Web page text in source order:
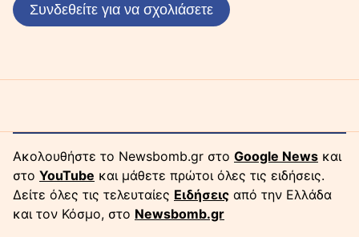
Συνδεθείτε για να σχολιάσετε
Ακολουθήστε το Newsbomb.gr στο Google News και
στο YouTube και μάθετε πρώτοι όλες τις ειδήσεις.
Δείτε όλες τις τελευταίες Ειδήσεις από την Ελλάδα
και τον Κόσμο, στο Newsbomb.gr